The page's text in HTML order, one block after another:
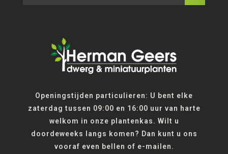
Openingstijden particulieren: U bent elke
zaterdag tussen 09:00 en 16:00 uur van harte
welkom in onze plantenkas. Wilt u
doordeweeks langs komen? Dan kunt u ons
vooraf even bellen of e-mailen.